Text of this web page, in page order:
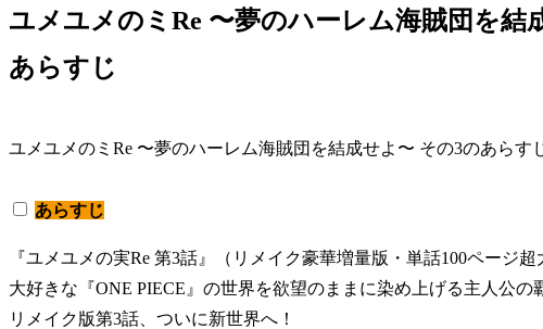
ユメユメのミRe 〜夢のハーレム海賊団を結
あらすじ
ユメユメのミRe 〜夢のハーレム海賊団を結成せよ〜 その3のあらす
あらすじ
『ユメユメの実Re 第3話』（リメイク豪華増量版・単話100ページ超
大好きな『ONE PIECE』の世界を欲望のままに染め上げる主人公
リメイク版第3話、ついに新世界へ！